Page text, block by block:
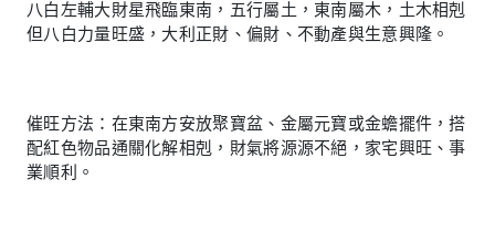
八白左輔大財星飛臨東南，五行屬土，東南屬木，土木相剋
但八白力量旺盛，大利正財、偏財、不動產與生意興隆。
催旺方法：在東南方安放聚寶盆、金屬元寶或金蟾擺件，搭
配紅色物品通關化解相剋，財氣將源源不絕，家宅興旺、事
業順利。